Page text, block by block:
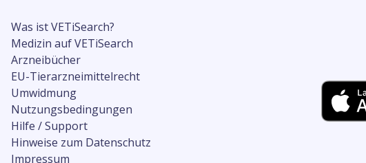
Was ist VETiSearch?
Medizin auf VETiSearch
Arzneibücher
EU-Tierarzneimittelrecht
Umwidmung
Nutzungsbedingungen
Hilfe / Support
Hinweise zum Datenschutz
Impressum